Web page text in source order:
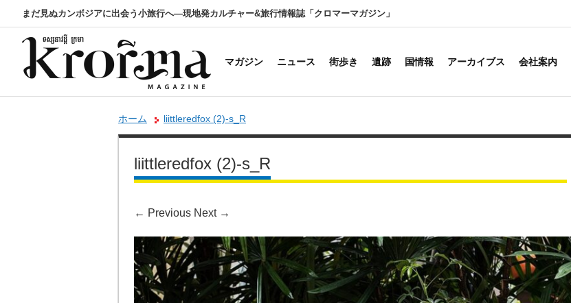
まだ見ぬカンボジアに出会う小旅行へ―現地発カルチャー&旅行情報誌「クロマーマガジン」
マガジン ニュース 街歩き 遺跡 国情報 アーカイブス 会社案内
ホーム liittleredfox (2)-s_R
liittleredfox (2)-s_R
← Previous Next →